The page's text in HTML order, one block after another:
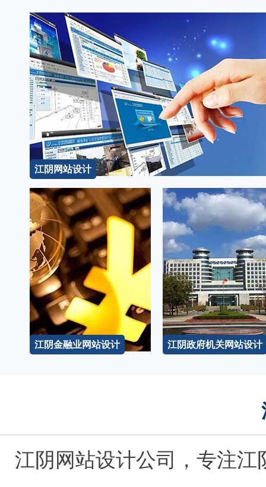
江阴网站设计
江阴金融业网站设计 江阴政府机关网站设计
江阴网站设计公司，专注